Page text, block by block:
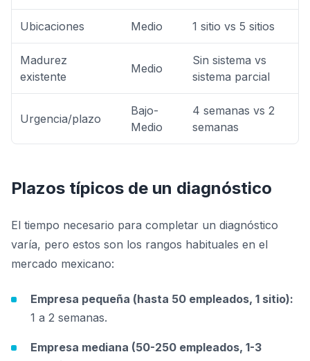
Ubicaciones Medio 1 sitio vs 5 sitios
Madurez
existente
Medio
Sin sistema vs
sistema parcial
Urgencia/plazo
Bajo-
Medio
4 semanas vs 2
semanas
Plazos típicos de un diagnóstico
El tiempo necesario para completar un diagnóstico
varía, pero estos son los rangos habituales en el
mercado mexicano:
Empresa pequeña (hasta 50 empleados, 1 sitio):
1 a 2 semanas.
Empresa mediana (50-250 empleados, 1-3